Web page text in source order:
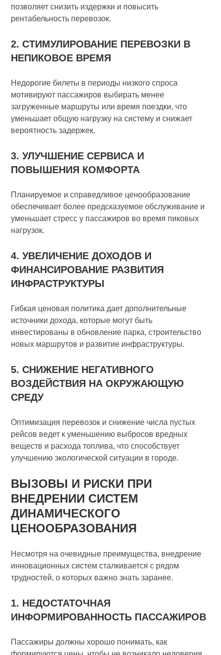
позволяет снизить издержки и повысить
рентабельность перевозок.
2. СТИМУЛИРОВАНИЕ ПЕРЕВОЗКИ В
НЕПИКОВОЕ ВРЕМЯ
Недорогие билеты в периоды низкого спроса
мотивируют пассажиров выбирать менее
загруженные маршруты или время поездки, что
уменьшает общую нагрузку на систему и снижает
вероятность задержек.
3. УЛУЧШЕНИЕ СЕРВИСА И
ПОВЫШЕНИЯ КОМФОРТА
Планируемое и справедливое ценообразование
обеспечивает более предсказуемое обслуживание и
уменьшает стресс у пассажиров во время пиковых
нагрузок.
4. УВЕЛИЧЕНИЕ ДОХОДОВ И
ФИНАНСИРОВАНИЕ РАЗВИТИЯ
ИНФРАСТРУКТУРЫ
Гибкая ценовая политика дает дополнительные
источники дохода, которые могут быть
инвестированы в обновление парка, строительство
новых маршрутов и развитие инфраструктуры.
5. СНИЖЕНИЕ НЕГАТИВНОГО
ВОЗДЕЙСТВИЯ НА ОКРУЖАЮЩУЮ
СРЕДУ
Оптимизация перевозок и снижение числа пустых
рейсов ведет к уменьшению выбросов вредных
веществ и расхода топлива, что способствует
улучшению экологической ситуации в городе.
ВЫЗОВЫ И РИСКИ ПРИ
ВНЕДРЕНИИ СИСТЕМ
ДИНАМИЧЕСКОГО
ЦЕНООБРАЗОВАНИЯ
Несмотря на очевидные преимущества, внедрение
инновационных систем сталкивается с рядом
трудностей, о которых важно знать заранее.
1. НЕДОСТАТОЧНАЯ
ИНФОРМИРОВАННОСТЬ ПАССАЖИРОВ
Пассажиры должны хорошо понимать, как